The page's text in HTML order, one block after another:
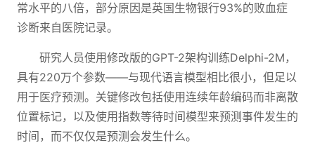
常水平的八倍，部分原因是英国生物银行93%的败血症
诊断来自医院记录。
研究人员使用修改版的GPT-2架构训练Delphi-2M，
具有220万个参数——与现代语言模型相比很小，但足以
用于医疗预测。关键修改包括使用连续年龄编码而非离散
位置标记，以及使用指数等待时间模型来预测事件发生的
时间，而不仅仅是预测会发生什么。